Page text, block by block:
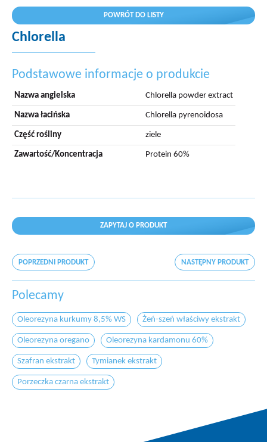
POWRÓT DO LISTY
Chlorella
Podstawowe informacje o produkcie
Nazwa angielska Chlorella powder extract
Nazwa łacińska Chlorella pyrenoidosa
Część rośliny ziele
Zawartość/Koncentracja Protein 60%
ZAPYTAJ O PRODUKT
POPRZEDNI PRODUKT NASTĘPNY PRODUKT
Polecamy
Oleorezyna kurkumy 8,5% WS Żeń-szeń właściwy ekstrakt
Oleorezyna oregano Oleorezyna kardamonu 60%
Szafran ekstrakt Tymianek ekstrakt
Porzeczka czarna ekstrakt